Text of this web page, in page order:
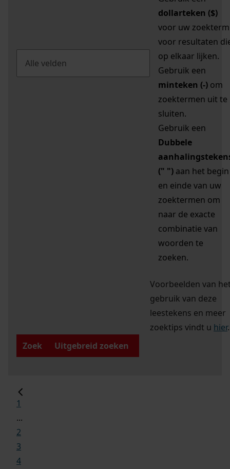
dollarteken ($)
voor uw zoekterm
voor resultaten
op elkaar lijken.
Gebruik een
minteken (-) om
zoektermen uit te
sluiten.
Gebruik een
Dubbele
(" ") aan het begin
en einde van uw
zoektermen om
naar de exacte
combinatie van
woorden te
zoeken.
Voorbeelden van
gebruik van deze
leestekens en meer
zoektips vindt u hier.
Zoek
Uitgebreid zoeken
1
...
2
3
4